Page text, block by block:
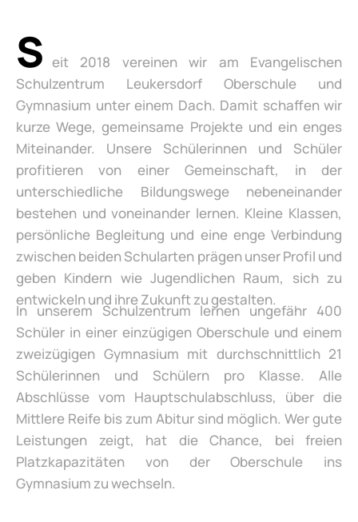
S eit 2018 vereinen wir am Evangelischen
Schulzentrum Leukersdorf Oberschule und
Gymnasium unter einem Dach. Damit schaffen wir
kurze Wege, gemeinsame Projekte und ein enges
Miteinander. Unsere Schülerinnen und Schüler
profitieren von einer Gemeinschaft, in der
unterschiedliche Bildungswege nebeneinander
bestehen und voneinander lernen. Kleine Klassen,
persönliche Begleitung und eine enge Verbindung
zwischen beiden Schularten prägen unser Profil und
geben Kindern wie Jugendlichen Raum, sich zu
entwickeln und ihre Zukunft zu gestalten.
In unserem Schulzentrum lernen ungefähr 400
Schüler in einer einzügigen Oberschule und einem
zweizügigen Gymnasium mit durchschnittlich 21
Schülerinnen und Schülern pro Klasse. Alle
Abschlüsse vom Hauptschulabschluss, über die
Mittlere Reife bis zum Abitur sind möglich. Wer gute
Leistungen zeigt, hat die Chance, bei freien
Platzkapazitäten von der Oberschule ins
Gymnasium zu wechseln.